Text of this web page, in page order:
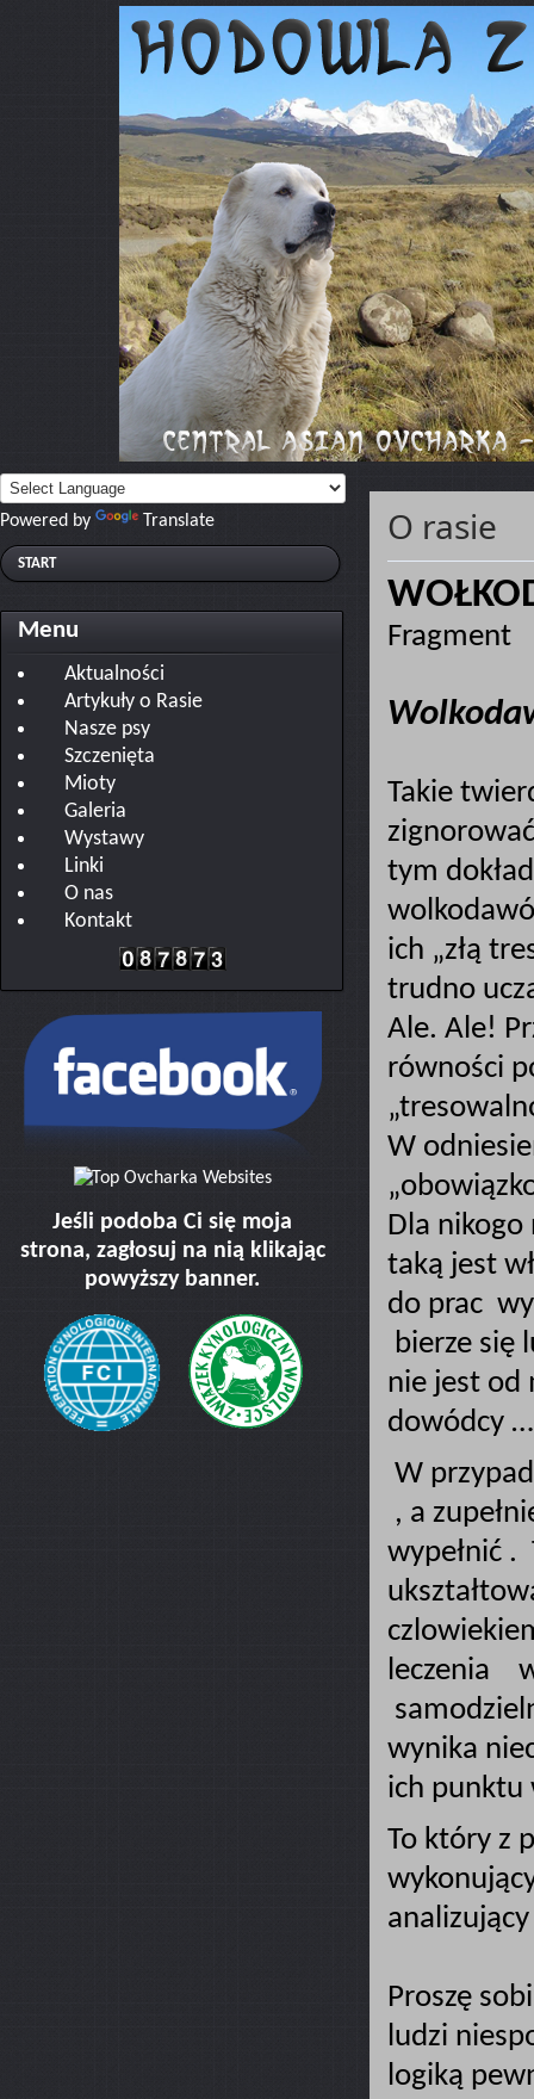
O rasie
Fragment
Takie
tym
ich „złą
trudno
Ale. Ale!
równości
W
Dla
taką jest
do prac
bierze
nie jest
dowódcy …
W
, a
wypełnić
leczenia
wynika
ich
To który z
Proszę
ludzi
logiką
Powered by Translate
START
Menu
Aktualności
Artykuły o Rasie
Nasze psy
Szczenięta
Mioty
Galeria
Wystawy
Linki
O nas
Kontakt
Jeśli podoba Ci się moja
strona, zagłosuj na nią klikając
powyższy banner.